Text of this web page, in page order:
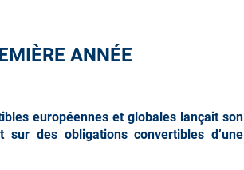
ANNÉE
européennes et globales lançait son
des obligations convertibles d’une